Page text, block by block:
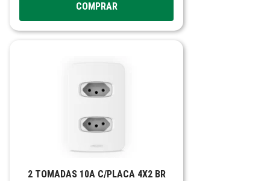
COMPRAR
2 TOMADAS 10A C/PLACA 4X2 BR